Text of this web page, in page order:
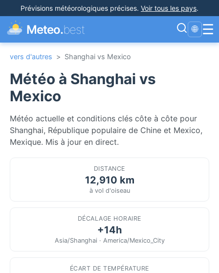
Prévisions météorologiques précises. Voir tous les pays.
Meteo.best 🌐 ☰
vers d'autres > Shanghai vs Mexico
Météo à Shanghai vs
Mexico
Météo actuelle et conditions clés côte à côte pour
Shanghai, République populaire de Chine et Mexico,
Mexique. Mis à jour en direct.
DISTANCE
12,910 km
à vol d'oiseau
DÉCALAGE HORAIRE
+14h
Asia/Shanghai · America/Mexico_City
ÉCART DE TEMPÉRATURE